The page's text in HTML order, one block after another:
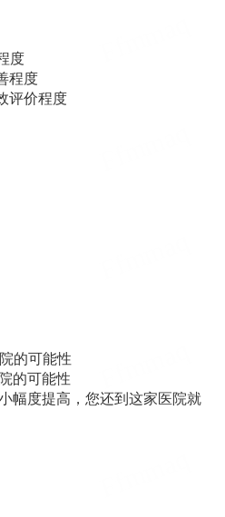
度
程度
评价程度
的可能性
的可能性
幅度提高，您还到这家医院就